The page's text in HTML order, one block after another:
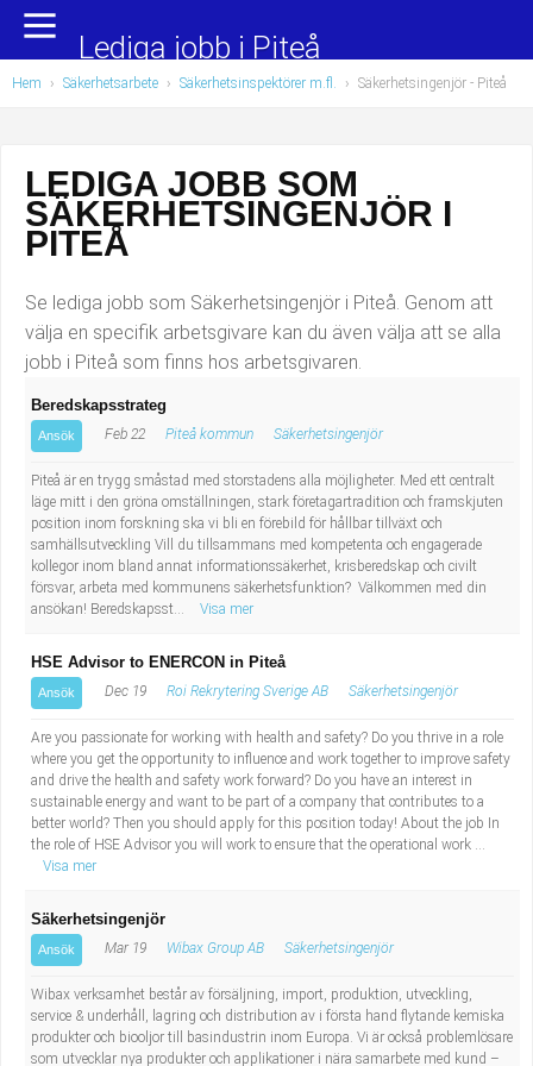
Yrkesområden
Administration, ekonomi, juridik
Chefer och verksamhetsledare
Data/IT
Försäljning, inköp, marknadsföring
Hotell, restaurang, storhushåll
Hälso- och sjukvård
Industriell tillverkning
Installation, drift, underhåll
Kropps- och skönhetsvård
Kultur, media, design
Militärt arbete
Naturbruk
Pedagogiskt arbete
Sanering och renhållning
Populära jobb
Undersköterska, hemtjänst och äldreboende
Barnskötare
Lärare i förskola/Förskollärare
Lagerarbetare
Elevassistent
Personlig assistent
Behandlingsassistent/Socialpedagog
Tandsköterska
Budbilsförare
Tidningsbud/Tidningsdistributör
Lärare i fritidshem/Fritidspedagog
Taxiförare/Taxichaufför
sekreterare
Lastbilsförare m.fl.
Lediga jobb i Piteå
Hem › Säkerhetsarbete › Säkerhetsinspektörer m.fl. › Säkerhetsingenjör - Piteå
LEDIGA JOBB SOM
SÄKERHETSINGENJÖR I
PITEÅ
Se lediga jobb som Säkerhetsingenjör i Piteå. Genom att
välja en specifik arbetsgivare kan du även välja att se alla
jobb i Piteå som finns hos arbetsgivaren.
Beredskapsstrateg
Ansök Feb 22 Piteå kommun Säkerhetsingenjör
Piteå är en trygg småstad med storstadens alla möjligheter. Med ett centralt
läge mitt i den gröna omställningen, stark företagartradition och framskjuten
position inom forskning ska vi bli en förebild för hållbar tillväxt och
samhällsutveckling Vill du tillsammans med kompetenta och engagerade
kollegor inom bland annat informationssäkerhet, krisberedskap och civilt
försvar, arbeta med kommunens säkerhetsfunktion? Välkommen med din
ansökan! Beredskapsst...
Visa mer
HSE Advisor to ENERCON in Piteå
Ansök Dec 19 Roi Rekrytering Sverige AB Säkerhetsingenjör
Are you passionate for working with health and safety? Do you thrive in a role
where you get the opportunity to influence and work together to improve safety
and drive the health and safety work forward? Do you have an interest in
sustainable energy and want to be part of a company that contributes to a
better world? Then you should apply for this position today! About the job In
the role of HSE Advisor you will work to ensure that the operational work ...
Visa mer
Säkerhetsingenjör
Ansök Mar 19 Wibax Group AB Säkerhetsingenjör
Wibax verksamhet består av försäljning, import, produktion, utveckling,
service & underhåll, lagring och distribution av i första hand flytande kemiska
produkter och biooljor till basindustrin inom Europa. Vi är också problemlösare
som utvecklar nya produkter och applikationer i nära samarbete med kund –